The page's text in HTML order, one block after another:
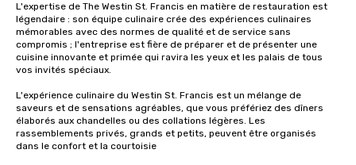
Stress-Free Booking
a tour is stress-free
enjoy the company of
more easily. You’ll
of from the moment
booked to the minute
Since the menu is
have nothing to
L'expertise de The Westin St. Francis en matière de restauration est
légendaire : son équipe culinaire crée des expériences culinaires
mémorables avec des normes de qualité et de service sans
compromis ; l'entreprise est fière de préparer et de présenter une
cuisine innovante et primée qui ravira les yeux et les palais de tous
vos invités spéciaux.
L'expérience culinaire du Westin St. Francis est un mélange de
saveurs et de sensations agréables, que vous préfériez des dîners
élaborés aux chandelles ou des collations légères. Les
rassemblements privés, grands et petits, peuvent être organisés
dans le confort et la courtoisie